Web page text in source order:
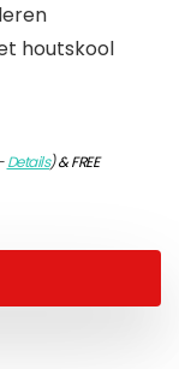
houtskool
Details)&FREE